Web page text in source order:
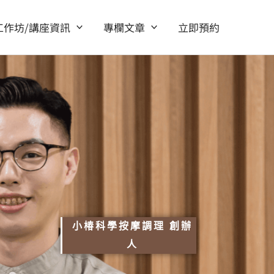
作坊/講座資訊 專欄文章 立即預約
小椿科學按摩調理 創辦
人